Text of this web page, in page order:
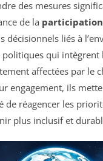
des mesures
de la
décisionnels liés à
qui intègrent
affectées par le
engagement, ils
de réagencer les
plus inclusif et